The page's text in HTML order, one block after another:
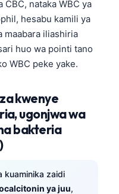
nataka WBC ya
hesabu kamili ya
maabara iliashiria
huo wa pointi tano
WBC peke yake.
kwenye
ugonjwa wa
bakteria
kuaminika zaidi
ya juu,